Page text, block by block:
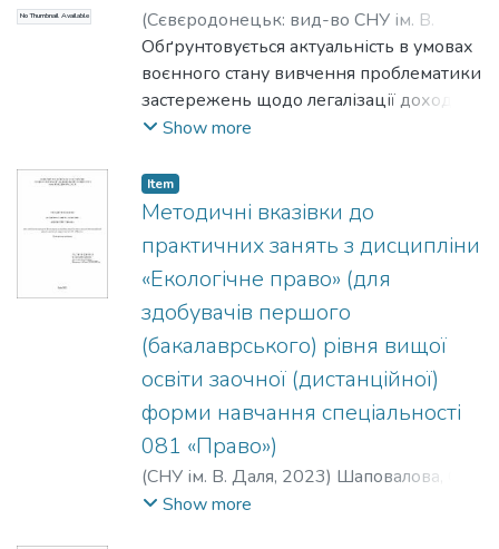
загальноєвропейської політики для
розвитку основних напрямів науки й
техніки в країнах Європи, науково-
технічних розробок, вільного обміну
знаннями, результатами досліджень,
підвищення конкурентоспроможності й
практичного використання наукових
розробок.
No Thumbnail Available (Сєвєродонецьк: вид-во СНУ ім. В.
Даля,2022)Терещенко, С. В.;
Tereshchenko, Serhii;Терещенко, Д.;
Tereshchenko, Denys
Обґрунтовується актуальність в умовах
воєнного стану вивчення проблематики
застережень щодо легалізації доходів,
отриманих злочинним шляхом.
шахрайств. які маскуються оболонкою
господарських правовідносин.
фінансових шахрайств.
Show more
Item
Методичні вказівки до
практичних занять з дисципліни
«Екологічне право» (для
здобувачів першого
(бакалаврського) рівня вищої
освіти заочної (дистанційної)
форми навчання спеціальності
081 «Право»)
(СНУ ім. В. Даля, 2023) Шаповалова, О.
В. ;Мартинова, Л. В.
Show more